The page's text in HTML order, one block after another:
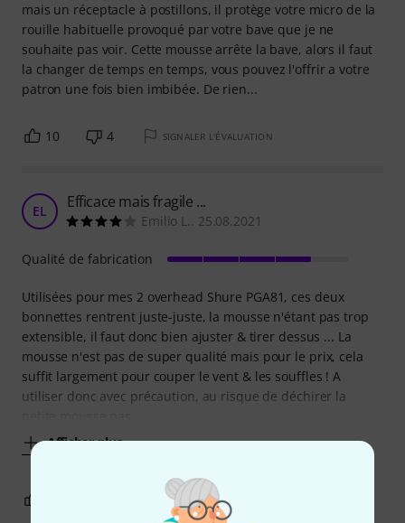
mais un réceptacle à postillons, il protège votre micro de la
rouille habituelle provoqué par votre bave que je ne
souhaite pas voir. Cette mousse arrête la bave, alors il faut
la changer de temps en temps, vous pouvez l'offrir a votre
patron une fois bien imbibée. De rien...
10 4 SIGNALER L'ÉVALUATION
EL Efficace mais fragile ...
Emilio L.. 25.08.2021
Utilisées pour mes 2 overhead Shure PGA81, ces deux
bonnettes rentrent juste-juste, la mousse n'étant pas trop
extensible, il faut donc bien ajuster & tirer dessus ... La
mousse n'est pas de super qualité mais pour le prix, cela
suffit largement pour couper le vent & les souffles ! A
utiliser donc avec précaution, au risque de déchirer la
Afficher plus
Qualité de fabrication
SIGNALER L'ÉVALUATION